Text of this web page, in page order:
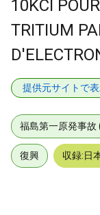
10KCI
TRITIUM
提供元サイトで
福島第一原発事故
復興 収録:日